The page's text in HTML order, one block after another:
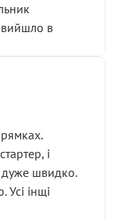
в
і
дуже швидко.
інщі